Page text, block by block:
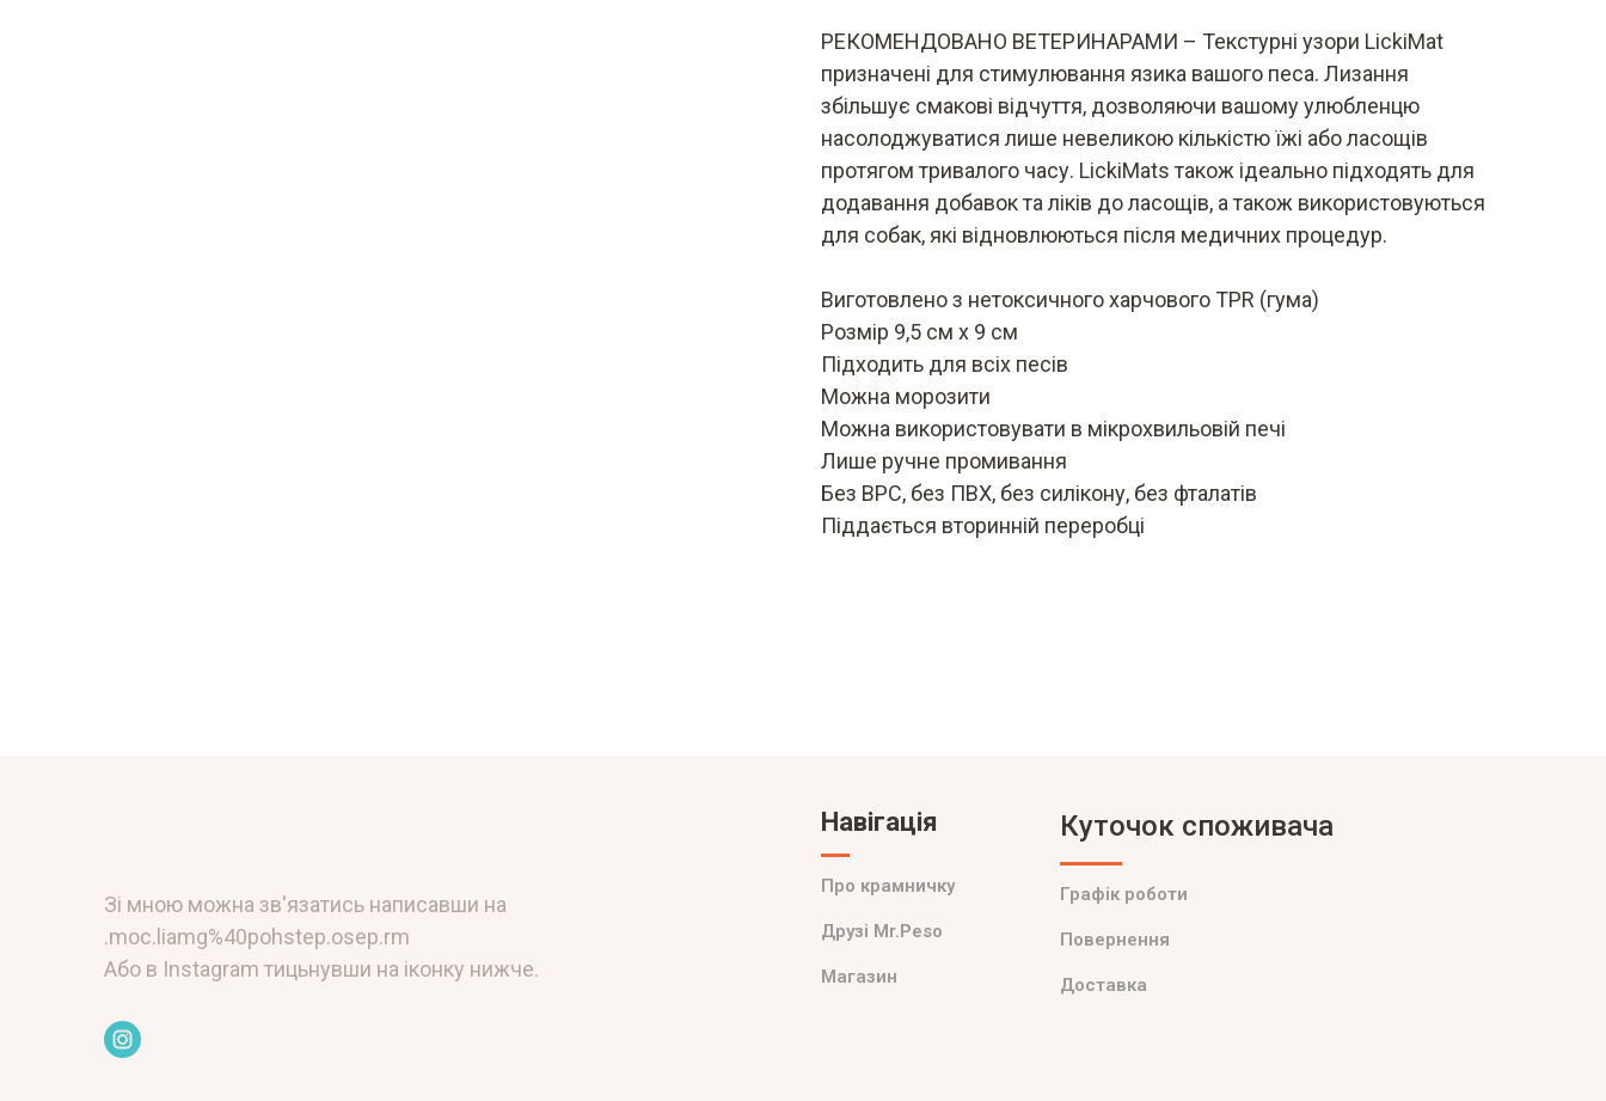
РЕКОМЕНДОВАНО ВЕТЕРИНАРАМИ – Текстурні узори LickiMat
призначені для стимулювання язика вашого песа. Лизання
збільшує смакові відчуття, дозволяючи вашому улюбленцю
насолоджуватися лише невеликою кількістю їжі або ласощів
протягом тривалого часу. LickiMats також ідеально підходять для
додавання добавок та ліків до ласощів, а також використовуються
для собак, які відновлюються після медичних процедур.
Виготовлено з нетоксичного харчового TPR (гума)
Розмір 9,5 см х 9 см
Підходить для всіх песів
Можна морозити
Можна використовувати в мікрохвильовій печі
Лише ручне промивання
Без ВРС, без ПВХ, без силікону, без фталатів
Піддається вторинній переробці
Зі мною можна зв'язатись написавши на
.moc.liamg%40pohstep.osep.rm
Або в Instagram тицьнувши на іконку нижче.
Навігація
Про крамничку
Друзі Mr.Peso
Магазин
Куточок споживача
Графік роботи
Повернення
Доставка